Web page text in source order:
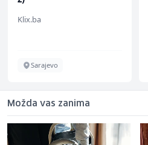
Klix.ba
Sarajevo
Možda vas zanima